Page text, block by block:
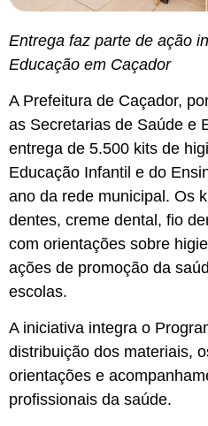
Entrega faz parte de ação
Educação em Caçador
A Prefeitura de Caçador,
as Secretarias de Saúde e
entrega de 5.500 kits de
Educação Infantil e do
ano da rede municipal. Os
dentes, creme dental, fio
com orientações sobre
ações de promoção da
escolas.
A iniciativa integra o
distribuição dos materiais,
orientações e
profissionais da saúde.